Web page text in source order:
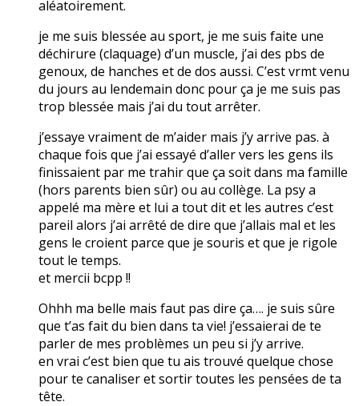
aléatoirement.
je me suis blessée au sport, je me suis faite une
déchirure (claquage) d’un muscle, j’ai des pbs de
genoux, de hanches et de dos aussi. C’est vrmt venu
du jours au lendemain donc pour ça je me suis pas
trop blessée mais j’ai du tout arrêter.
j’essaye vraiment de m’aider mais j’y arrive pas. à
chaque fois que j’ai essayé d’aller vers les gens ils
finissaient par me trahir que ça soit dans ma famille
(hors parents bien sûr) ou au collège. La psy a
appelé ma mère et lui a tout dit et les autres c’est
pareil alors j’ai arrêté de dire que j’allais mal et les
gens le croient parce que je souris et que je rigole
tout le temps.
et mercii bcpp !!
Ohhh ma belle mais faut pas dire ça…. je suis sûre
que t’as fait du bien dans ta vie! j’essaierai de te
parler de mes problèmes un peu si j’y arrive.
en vrai c’est bien que tu ais trouvé quelque chose
pour te canaliser et sortir toutes les pensées de ta
tête.